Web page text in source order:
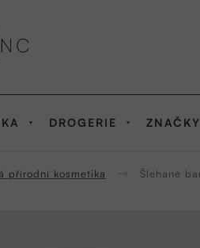
DROGERIE ZNAČKY
přírodní kosmetika Šlehané